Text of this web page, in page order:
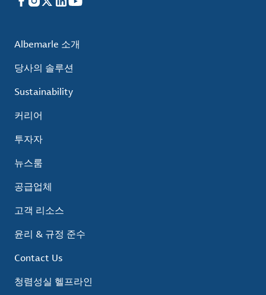
Albemarle 소개
당사의 솔루션
Sustainability
커리어
투자자
뉴스룸
공급업체
고객 리소스
윤리 & 규정 준수
Contact Us
청렴성실 헬프라인